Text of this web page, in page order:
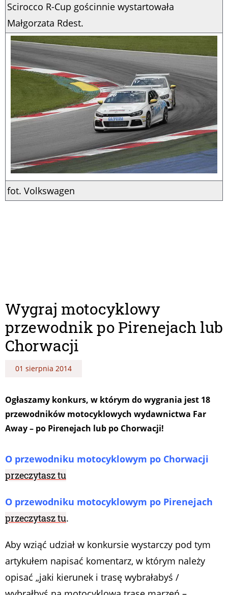
Scirocco R-Cup gościnnie wystartowała
Małgorzata Rdest.
fot. Volkswagen
Wygraj motocyklowy
przewodnik po Pirenejach lub
Chorwacji
01 sierpnia 2014
Ogłaszamy konkurs, w którym do wygrania jest 18
przewodników motocyklowych wydawnictwa Far
Away – po Pirenejach lub po Chorwacji!
O przewodniku motocyklowym po Chorwacji
przeczytasz tu
O przewodniku motocyklowym po Pirenejach
przeczytasz tu.
Aby wziąć udział w konkursie wystarczy pod tym
artykułem napisać komentarz, w którym należy
opisać „jaki kierunek i trasę wybrałabyś /